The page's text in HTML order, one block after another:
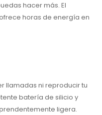
hacer más. El
horas de energía en
llamadas ni reproducir tu
batería de silicio y
ligera.